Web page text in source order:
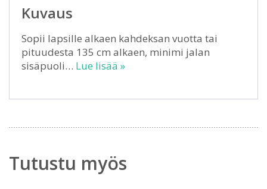
Kuvaus
Sopii lapsille alkaen kahdeksan vuotta tai
pituudesta 135 cm alkaen, minimi jalan
sisäpuoli… Lue lisää »
Tutustu myös